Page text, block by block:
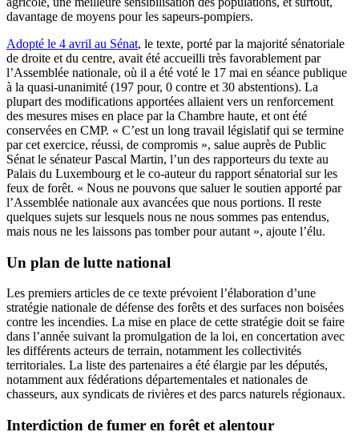
davantage de moyens pour les sapeurs-pompiers.
Adopté le 4 avril au Sénat, le texte, porté par la majorité sénatoriale
de droite et du centre, avait été accueilli très favorablement par
l’Assemblée nationale, où il a été voté le 17 mai en séance publique
à la quasi-unanimité (197 pour, 0 contre et 30 abstentions). La
plupart des modifications apportées allaient vers un renforcement
des mesures mises en place par la Chambre haute, et ont été
conservées en CMP. « C’est un long travail législatif qui se termine
par cet exercice, réussi, de compromis », salue auprès de Public
Sénat le sénateur Pascal Martin, l’un des rapporteurs du texte au
Palais du Luxembourg et le co-auteur du rapport sénatorial sur les
feux de forêt. « Nous ne pouvons que saluer le soutien apporté par
l’Assemblée nationale aux avancées que nous portions. Il reste
quelques sujets sur lesquels nous ne nous sommes pas entendus,
mais nous ne les laissons pas tomber pour autant », ajoute l’élu.
Un plan de lutte national
Les premiers articles de ce texte prévoient l’élaboration d’une
stratégie nationale de défense des forêts et des surfaces non boisées
contre les incendies. La mise en place de cette stratégie doit se faire
dans l’année suivant la promulgation de la loi, en concertation avec
les différents acteurs de terrain, notamment les collectivités
territoriales. La liste des partenaires a été élargie par les députés,
notamment aux fédérations départementales et nationales de
chasseurs, aux syndicats de rivières et des parcs naturels régionaux.
Interdiction de fumer en forêt et alentour